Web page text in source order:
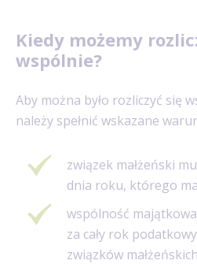
Kiedy możemy
wspólnie?
Aby można było rozliczyć się
należy spełnić wskazane
związek małżeński
dnia roku, którego
wspólność
za cały rok
związków